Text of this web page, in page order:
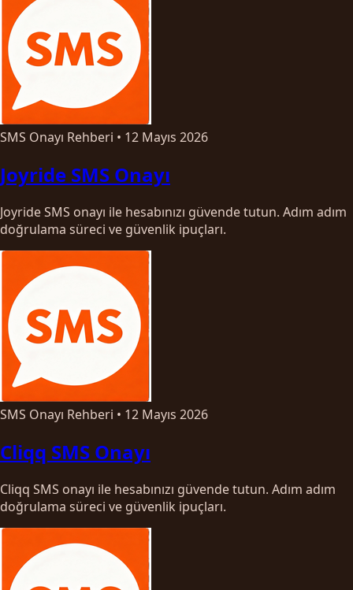
SMS Onayı Rehberi • 12 Mayıs 2026
Joyride SMS Onayı
Joyride SMS onayı ile hesabınızı güvende tutun. Adım adım
doğrulama süreci ve güvenlik ipuçları.
SMS Onayı Rehberi • 12 Mayıs 2026
Cliqq SMS Onayı
Cliqq SMS onayı ile hesabınızı güvende tutun. Adım adım
doğrulama süreci ve güvenlik ipuçları.